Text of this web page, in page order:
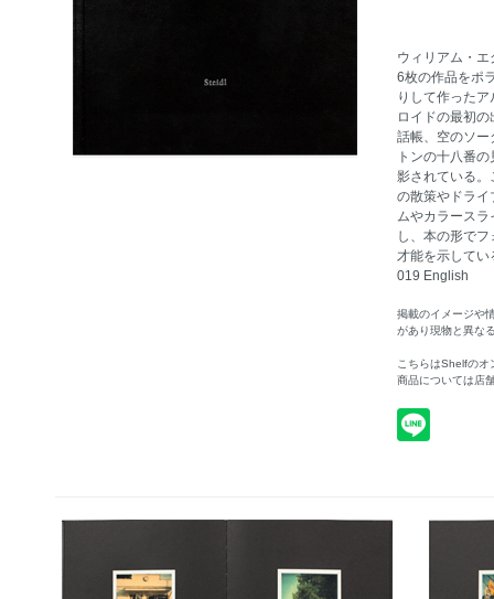
ウィリアム・
6枚の作品をポ
りして作った
ロイドの最初
話帳、空のソー
トンの十八番
影されている。
の散策やドライ
ムやカラースラ
し、本の形で
才能を示して
019 English
掲載のイメージや
があり現物と異な
こちらはShelfのオ
商品については店